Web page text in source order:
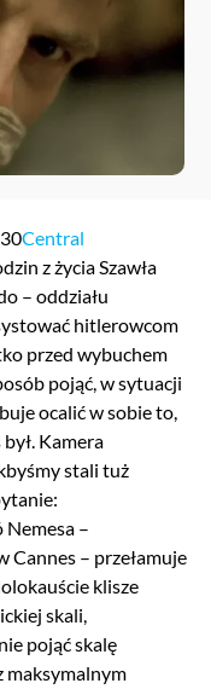
Central
z życia Szawła
– oddziału
hitlerowcom
przed wybuchem
pojąć, w sytuacji
ocalić w sobie to,
Kamera
stali tuż
Nemesa –
Cannes – przełamuje
klisze
skali,
pojąć skalę
maksymalnym